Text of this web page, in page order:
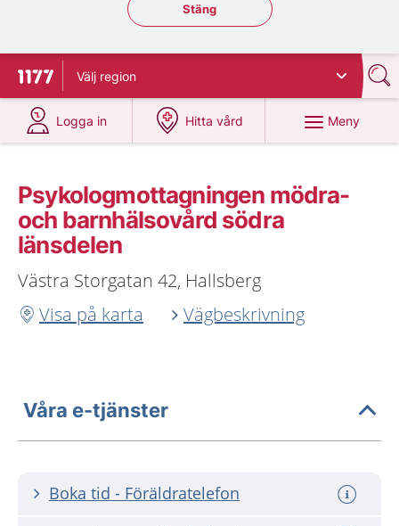
Stäng regionsväljaren
Stäng
Till startsidan för 1177
Välj region
Logga in
på 1177.se
Hitta vård
på 1177.se
Meny
Psykologmottagningen mödra-
och barnhälsovård södra
länsdelen
Västra Storgatan 42, Hallsberg
Visa på karta
Vägbeskrivning
Våra e-tjänster
Boka tid - Föräldratelefon